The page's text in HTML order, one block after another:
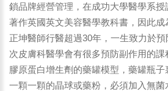
鎖品牌經營管理，在成功大學醫學系
著作英國英文美容醫學教科書，因此
正坤醫師行醫超過30年，一生致力於
次皮膚科醫學會有很多預防副作用的
膠原蛋白增生劑的藥罐模型，藥罐瓶
一顆一顆的晶球或藥粉，必須加入無菌